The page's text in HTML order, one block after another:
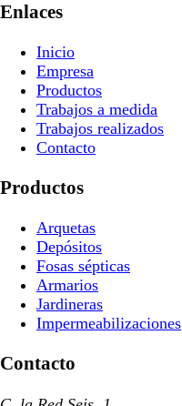
Enlaces
Inicio
Empresa
Productos
Trabajos a medida
Trabajos realizados
Contacto
Productos
Arquetas
Depósitos
Fosas sépticas
Armarios
Jardineras
Impermeabilizaciones
Contacto